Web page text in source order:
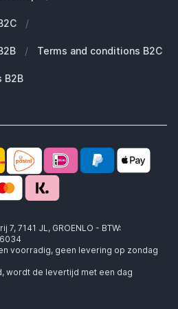
/
/ Terms and conditions B2C
B2B
7, 7141 JL, GROENLO - BTW:
voorradig, geen levering op zondag
wordt de levertijd met een dag